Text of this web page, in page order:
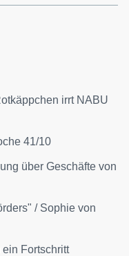
irrt NABU
41/10
über Geschäfte von
/ Sophie von
Fortschritt